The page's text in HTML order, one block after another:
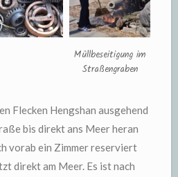
Müllbeseitigung im
Straßengraben
Flecken Hengshan ausgehend
bis direkt ans Meer heran
vorab ein Zimmer reserviert
direkt am Meer. Es ist nach